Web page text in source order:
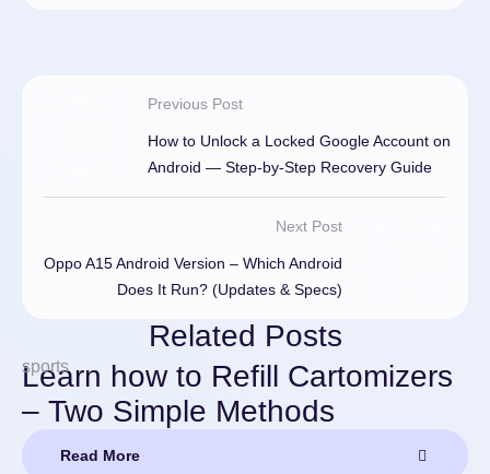
Previous Post
How to Unlock a Locked Google Account on
Android — Step-by-Step Recovery Guide
Next Post
Oppo A15 Android Version – Which Android
Does It Run? (Updates & Specs)
Related Posts
sports
Learn how to Refill Cartomizers
– Two Simple Methods
Read More